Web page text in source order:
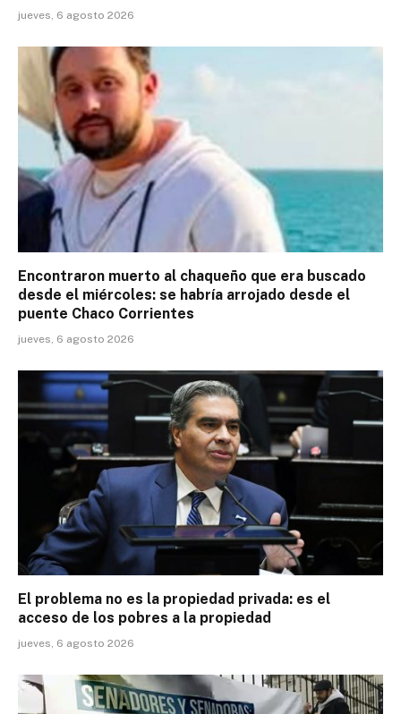
jueves, 6 agosto 2026
Encontraron muerto al chaqueño que era buscado
desde el miércoles: se habría arrojado desde el
puente Chaco Corrientes
jueves, 6 agosto 2026
El problema no es la propiedad privada: es el
acceso de los pobres a la propiedad
jueves, 6 agosto 2026